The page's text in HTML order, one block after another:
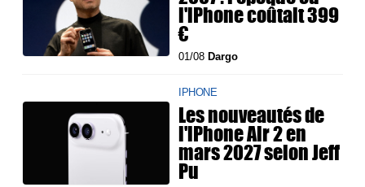
l'iPhone coûtait 399
€
01/08 Dargo
IPHONE
Les nouveautés de
l'iPhone Air 2 en
mars 2027 selon Jeff
Pu